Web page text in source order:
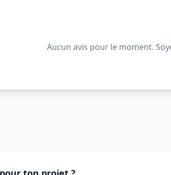
Aucun avis pour le moment.